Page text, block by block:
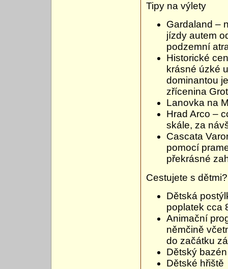
Tipy na výlety
Gardaland –
jízdy autem
podzemní
Historické
krásné úzké
dominantou
zřícenina
Lanovka na
Hrad Arco –
skále, za
Cascata
pomocí
překrásné
Cestujete s dětmi?
Dětská
poplatek cca
Animační
němčině
do začátku
Dětský bazén
Dětské hřiště